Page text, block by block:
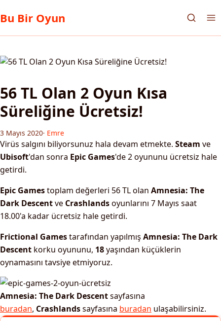
Bu Bir Oyun
56 TL Olan 2 Oyun Kısa
Süreliğine Ücretsiz!
3 Mayıs 2020· Emre
Virüs salgını biliyorsunuz hala devam etmekte. Steam ve
Ubisoft'dan sonra Epic Games'de 2 oyununu ücretsiz hale
getirdi.
Epic Gamestoplam değerleri 56 TL olan Amnesia: The
Dark Descentve Crashlandsoyunlarını 7 Mayıs saat
18.00'a kadar ücretsiz hale getirdi.
Frictional Gamestarafından yapılmış Amnesia: The Dark
Descent korku oyununu, 18yaşından küçüklerin
oynamasını tavsiye etmiyoruz.
Amnesia: The Dark Descentsayfasına
buradan, Crashlandssayfasına buradan ulaşabilirsiniz.